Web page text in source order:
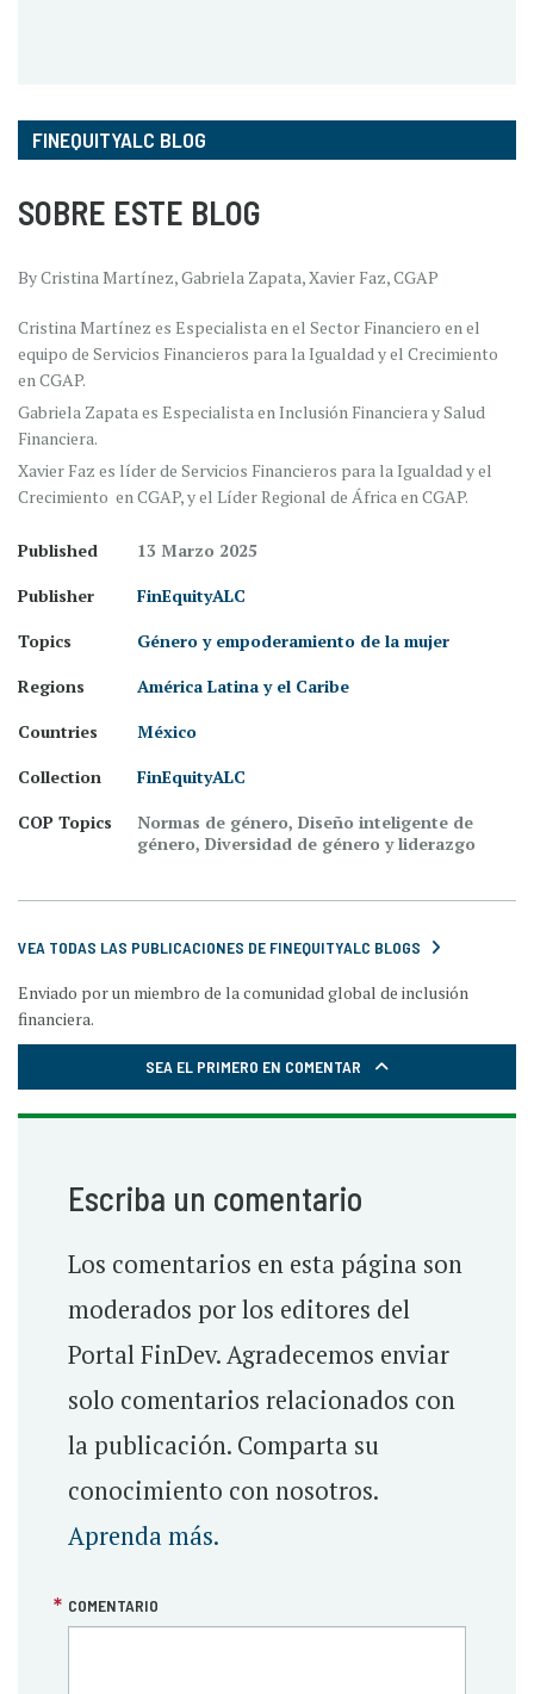
FINEQUITYALC BLOG
SOBRE ESTE BLOG
By Cristina Martínez, Gabriela Zapata, Xavier Faz, CGAP
Cristina Martínez es Especialista en el Sector Financiero en el
equipo de Servicios Financieros para la Igualdad y el Crecimiento
en CGAP.
Gabriela Zapata es Especialista en Inclusión Financiera y Salud
Financiera.
Xavier Faz es líder de Servicios Financieros para la Igualdad y el
Crecimiento en CGAP, y el Líder Regional de África en CGAP.
Published
13 Marzo 2025
Publisher
FinEquityALC
Topics
Género y empoderamiento de la mujer
Regions
América Latina y el Caribe
Countries
México
Collection
FinEquityALC
COP Topics
Normas de género, Diseño inteligente de
género, Diversidad de género y liderazgo
VEA TODAS LAS PUBLICACIONES DE FINEQUITYALC BLOGS
Enviado por un miembro de la comunidad global de inclusión
financiera.
SEA EL PRIMERO EN COMENTAR
Escriba un comentario
Los comentarios en esta página son
moderados por los editores del
Portal FinDev. Agradecemos enviar
solo comentarios relacionados con
la publicación. Comparta su
conocimiento con nosotros.
Aprenda más.
COMENTARIO